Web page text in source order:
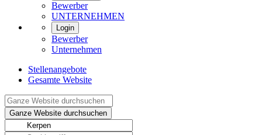
Bewerber
UNTERNEHMEN
Login
Bewerber
Unternehmen
Stellenangebote
Gesamte Website